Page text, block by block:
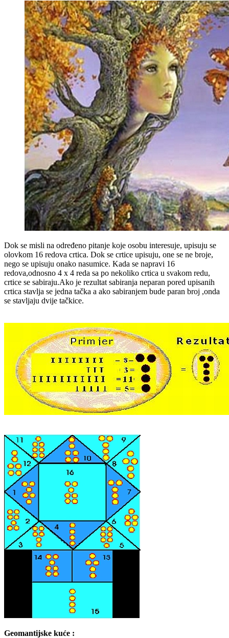
Dok se misli na određeno pitanje koje osobu interesuje, upisuju se
olovkom 16 redova crtica. Dok se crtice upisuju, one se ne broje,
nego se upisuju onako nasumice. Kada se napravi 16
redova,odnosno 4 x 4 reda sa po nekoliko crtica u svakom redu,
crtice se sabiraju.Ako je rezultat sabiranja neparan pored upisanih
crtica stavlja se jedna tačka a ako sabiranjem bude paran broj ,onda
se stavljaju dvije tačkice.
Geomantijske kuće :